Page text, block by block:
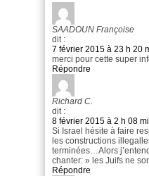
SAADOUN Françoise
dit :
7 février 2015 à 23 h 20
merci pour cette super
Répondre
Richard C.
dit :
8 février 2015 à 2 h 08
Si Israel hésite à faire
les constructions
terminées…Alors
chanter: » les Juifs ne
Répondre